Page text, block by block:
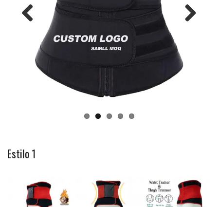
Previous
Estilo 1